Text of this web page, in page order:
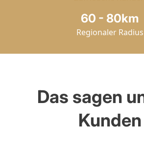
60 - 80km
Regionaler Radius
Das sagen
Kunden